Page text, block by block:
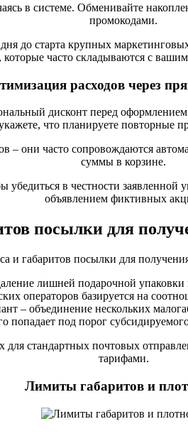
в системе. Обменивайте
промокодами.
до старта крупных
которые часто складываются с
расходов через
дисконт перед
что планируете повторные
– они часто сопровождаются
суммы в корзине.
в честности
объявлением фиктивных
посылки для
лишней подарочной
операторов базируется на
– объединение нескольких
попадает под порог
стандартных почтовых
тарифами.
Лимиты габаритов и